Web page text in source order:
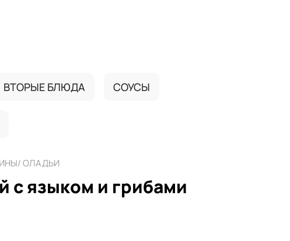
ВТОРЫЕ БЛЮДА СОУСЫ
ОЛАДЬИ
с языком и грибами